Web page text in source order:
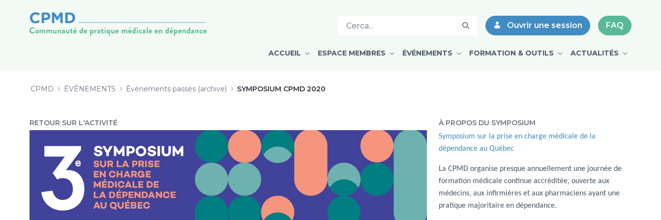
Ouvrir une session FAQ
ACCUEIL ESPACE MEMBRES ÉVÉNEMENTS FORMATION & OUTILS ACTUALITÉS
CPMD ÉVÉNEMENTS Événements passés (archive) SYMPOSIUM CPMD 2020
RETOUR SUR L'ACTIVITÉ À PROPOS DU SYMPOSIUM
Symposium sur la prise en charge médicale de la
dépendance au Québec
La CPMD organise presque annuellement une journée de
formation médicale continue accréditée, ouverte aux
médecins, aux infirmières et aux pharmaciens ayant une
pratique majoritaire en dépendance.